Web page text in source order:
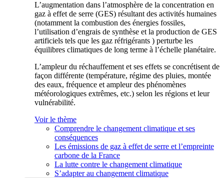
L’augmentation dans l’atmosphère de la concentration en
gaz à effet de serre (GES) résultant des activités humaines
(notamment la combustion des énergies fossiles,
l’utilisation d’engrais de synthèse et la production de GES
artificiels tels que les gaz réfrigérants ) perturbe les
équilibres climatiques de long terme à l’échelle planétaire.
L’ampleur du réchauffement et ses effets se concrétisent de
façon différente (température, régime des pluies, montée
des eaux, fréquence et ampleur des phénomènes
météorologiques extrêmes, etc.) selon les régions et leur
vulnérabilité.
Voir le thème
Comprendre le changement climatique et ses
conséquences
Les émissions de gaz à effet de serre et l’empreinte
carbone de la France
La lutte contre le changement climatique
S’adapter au changement climatique